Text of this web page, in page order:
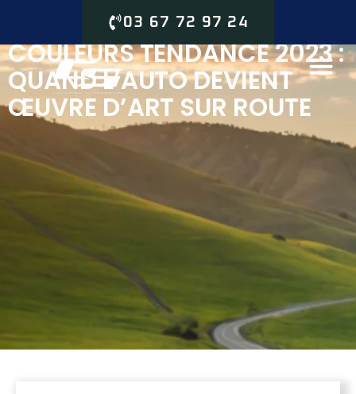
COULEURS TENDANCE 2023 :
QUAND L’AUTO DEVIENT
ŒUVRE D’ART SUR ROUTE
03 67 72 97 24